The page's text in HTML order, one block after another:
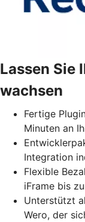
Lassen Sie
wachsen
Fertige
Minuten an
Integration
Flexible
iFrame bis
Unterstützt
Wero, der